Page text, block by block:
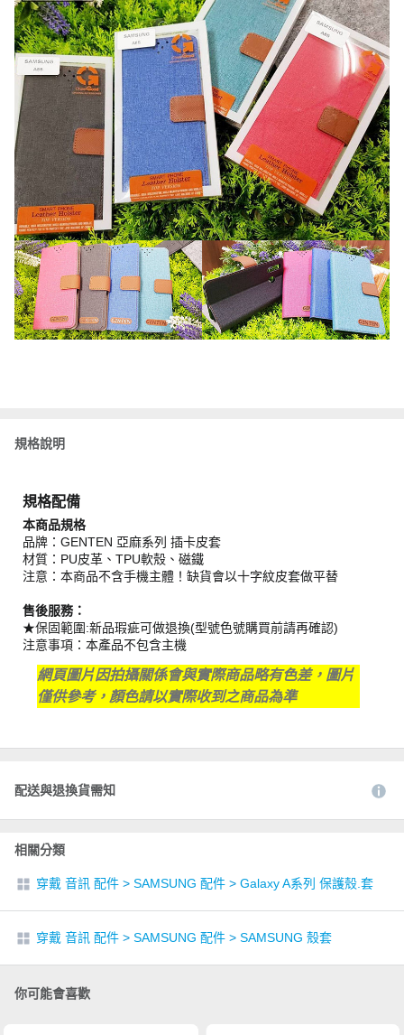
規格說明
規格配備
本商品規格
品牌：GENTEN 亞麻系列 插卡皮套
材質：PU皮革、TPU軟殼、磁鐵
注意：本商品不含手機主體！缺貨會以十字紋皮套做平替
售後服務：
★保固範圍:新品瑕疵可做退換(型號色號購買前請再確認)
注意事項：本產品不包含主機
網頁圖片因拍攝關係會與實際商品略有色差，圖片
僅供參考，顏色請以實際收到之商品為準
配送與退換貨需知
相關分類
穿戴 音訊 配件 > SAMSUNG 配件 > Galaxy A系列 保護殼.套
穿戴 音訊 配件 > SAMSUNG 配件 > SAMSUNG 殼套
你可能會喜歡